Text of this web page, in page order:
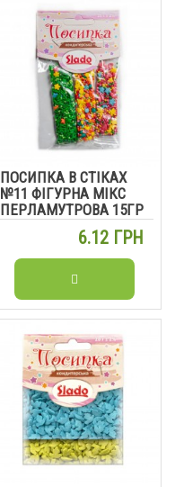
ПОСИПКА В СТІКАХ
№11 ФІГУРНА МІКС
ПЕРЛАМУТРОВА 15ГР
6.12 ГРН